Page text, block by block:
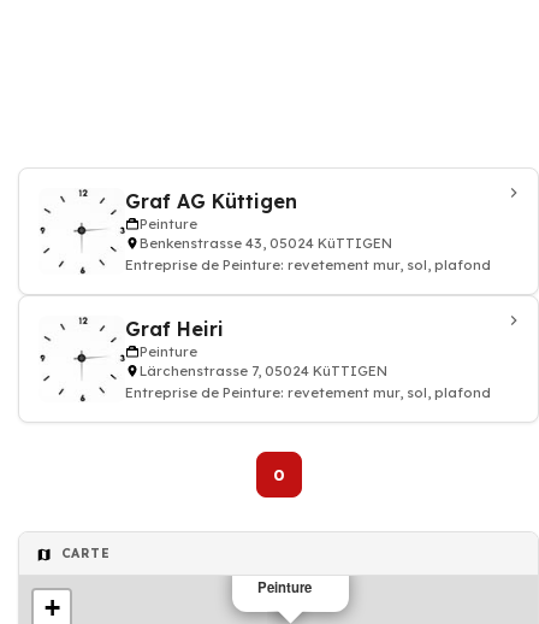
Graf AG Küttigen
Peinture
Benkenstrasse 43, 05024 KüTTIGEN
Entreprise de Peinture: revetement mur, sol, plafond
Graf Heiri
Peinture
Lärchenstrasse 7, 05024 KüTTIGEN
Entreprise de Peinture: revetement mur, sol, plafond
0
CARTE
Peinture
+